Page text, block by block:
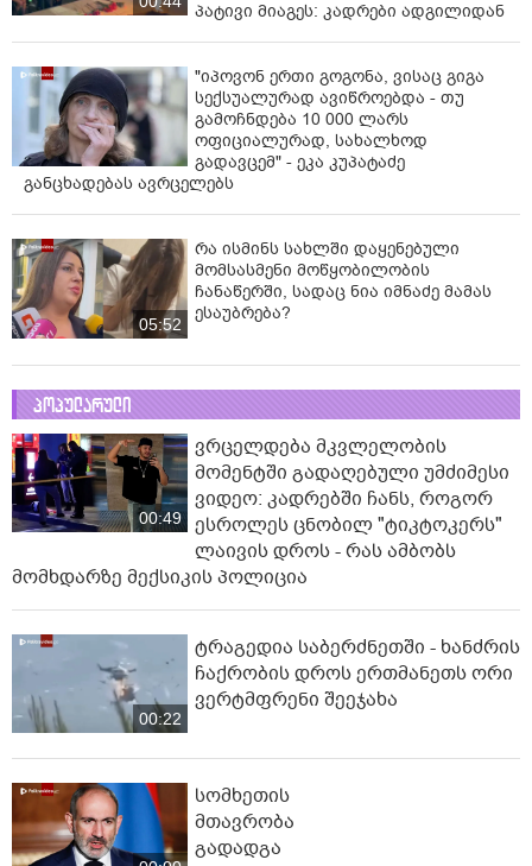
პატივი მიაგეს: კადრები ადგილიდან
"იპოვონ ერთი გოგონა, ვისაც გიგა
სექსუალურად ავიწროებდა - თუ
გამოჩნდება 10 000 ლარს
ოფიციალურად, სახალხოდ
გადავცემ" - ეკა კუპატაძე
განცხადებას ავრცელებს
05:52
რა ისმინს სახლში დაყენებული
მომსასმენი მოწყობილობის
ჩანაწერში, სადაც ნია იმნაძე მამას
ესაუბრება?
პოპულარული
00:49
ვრცელდება მკვლელობის
მომენტში გადაღებული უმძიმესი
ვიდეო: კადრებში ჩანს, როგორ
ესროლეს ცნობილ "ტიკტოკერს"
ლაივის დროს - რას ამბობს
მომხდარზე მექსიკის პოლიცია
00:22
ტრაგედია საბერძნეთში - ხანძრის
ჩაქრობის დროს ერთმანეთს ორი
ვერტმფრენი შეეჯახა
სომხეთის
მთავრობა
გადადგა